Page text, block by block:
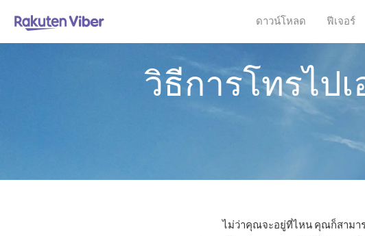
ดาวน์โหลด ฟีเจอร์
วิธีการโทรไป
ไม่ว่าคุณจะอยู่ที่ไหน คุณก็สามาร